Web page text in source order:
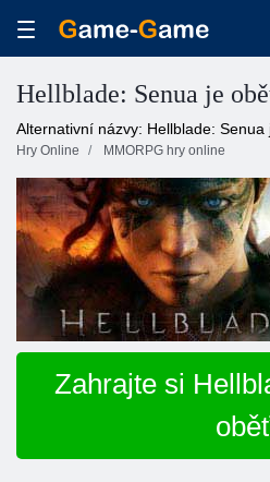
Hellblade: Senua je
Alternativní názvy: Hellblade: Senua
Hry Online MMORPG hry online
Zahrajte si